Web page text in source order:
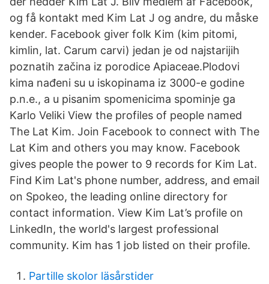
og få kontakt med Kim Lat J og andre, du måske
kender. Facebook giver folk Kim (kim pitomi,
kimlin, lat. Carum carvi) jedan je od najstarijih
poznatih začina iz porodice Apiaceae.Plodovi
kima nađeni su u iskopinama iz 3000-e godine
p.n.e., a u pisanim spomenicima spominje ga
Karlo Veliki View the profiles of people named
The Lat Kim. Join Facebook to connect with The
Lat Kim and others you may know. Facebook
gives people the power to 9 records for Kim Lat.
Find Kim Lat's phone number, address, and email
on Spokeo, the leading online directory for
contact information. View Kim Lat’s profile on
LinkedIn, the world's largest professional
community. Kim has 1 job listed on their profile.
Partille skolor läsårstider